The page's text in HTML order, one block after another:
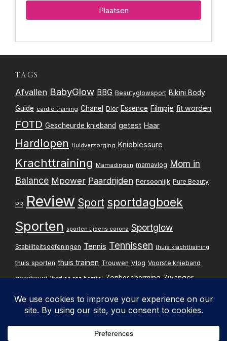
TAGS
Afvallen BabyGlow BBG Beautyglowsport Bikini Body
Guide cardio training Chanel Dior Essence Filmpje fit worden
FOTD Gescheurde knieband getest Haar
Hardlopen Huidverzorging Knieblessure
Krachttraining Mamadingen mamavlog Mom in
Balance Mpower Paardrijden Persoonlijk Pure Beauty
PR Review Sport sportdagboek
Sporten sporten tijdens corona Sportglow
Stabiliteitsoefeningen Tennis Tennissen thuis krachttraining
thuis sporten thuis trainen Trouwen Vlog Voorste knieband
gescheurd Werken aan herstel Zonbescherming Zwanger